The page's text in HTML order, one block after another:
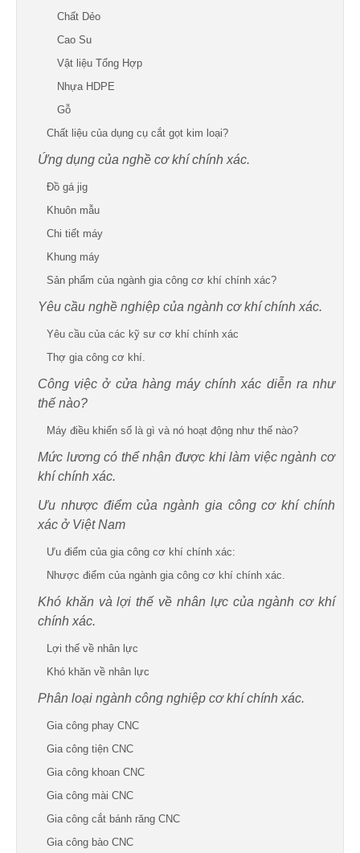
Chất Dẻo
Cao Su
Vật liệu Tổng Hợp
Nhựa HDPE
Gỗ
Chất liệu của dụng cụ cắt gọt kim loại?
Ứng dụng của nghề cơ khí chính xác.
Đồ gá jig
Khuôn mẫu
Chi tiết máy
Khung máy
Sản phẩm của ngành gia công cơ khí chính xác?
Yêu cầu nghề nghiệp của ngành cơ khí chính xác.
Yêu cầu của các kỹ sư cơ khí chính xác
Thợ gia công cơ khí.
Công việc ở cửa hàng máy chính xác diễn ra như
thế nào?
Máy điều khiển số là gì và nó hoạt động như thế nào?
Mức lương có thể nhận được khi làm việc ngành cơ
khí chính xác.
Ưu nhược điểm của ngành gia công cơ khí chính
xác ở Việt Nam
Ưu điểm của gia công cơ khí chính xác:
Nhược điểm của ngành gia công cơ khí chính xác.
Khó khăn và lợi thế về nhân lực của ngành cơ khí
chính xác.
Lợi thế về nhân lực
Khó khăn về nhân lực
Phân loại ngành công nghiệp cơ khí chính xác.
Gia công phay CNC
Gia công tiện CNC
Gia công khoan CNC
Gia công mài CNC
Gia công cắt bánh răng CNC
Gia công bào CNC